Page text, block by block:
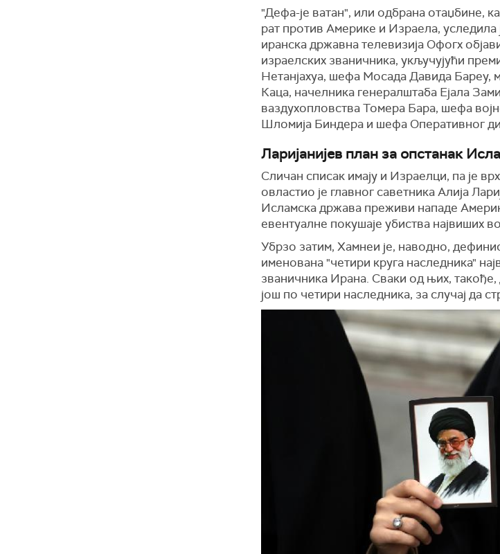
"Дефа-је ватан", или одбрана отаџбине,
рат против Америке и Израела, уследила
иранска државна телевизија Офогх
израелских званичника, укључујући
Нетанјахуа, шефа Мосада Давида Бареу,
Каца, начелника генералштаба Ејала
ваздухопловства Томера Бара, шефа
Шломија Биндера и шефа Оперативног
Ларијанијев план за опстанак
Сличан списак имају и Израелци, па је
овластио је главног саветника Алија
Исламска држава преживи нападе
евентуалне покушаје убиства највиших
Убрзо затим, Хамнеи је, наводно,
именована "четири круга наследника"
званичника Ирана. Сваки од њих,
још по четири наследника, за случај да